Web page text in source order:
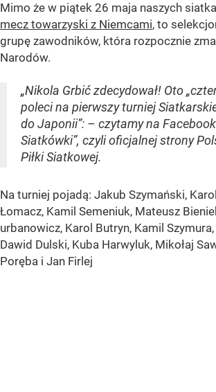
Mimo że w piątek 26 maja naszych
mecz towarzyski z Niemcami, to
grupę zawodników, która rozpocznie
Narodów.
„Nikola Grbić zdecydował! Oto
poleci na pierwszy turniej
do Japonii”: – czytamy na
Siatkówki”, czyli oficjalnej strony
Piłki Siatkowej.
Na turniej pojadą: Jakub Szymański,
Łomacz, Kamil Semeniuk, Mateusz
urbanowicz, Karol Butryn, Kamil
Dawid Dulski, Kuba Harwyluk, Mikołaj
Poręba i Jan Firlej